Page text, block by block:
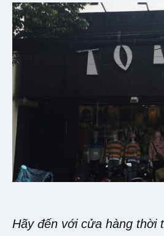
Hãy đến với cửa hàng thời